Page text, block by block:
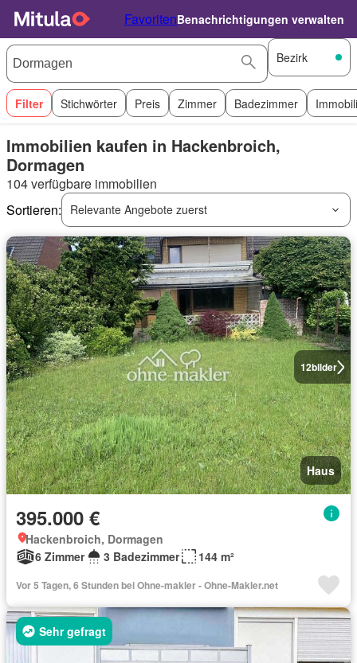
FavoritenBenachrichtigungen verwalten
Bezirk
Filter Stichwörter Preis Zimmer Badezimmer
Immobilien kaufen in Hackenbroich,
Dormagen
104 verfügbare immobilien
Sortieren:
Relevante Angebote zuerst
12bilder
Haus
395.000 €
Hackenbroich, Dormagen
6 Zimmer
3 Badezimmer 144 m²
Vor 5 Tagen, 6 Stunden bei Ohne-makler - Ohne-Makler.net
Sehr gefragt